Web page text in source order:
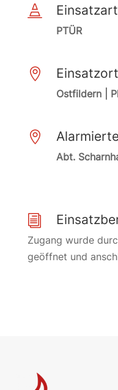

PTÜR

Ostfildern |

Abt.
i
Zugang wurde
geöffnet und